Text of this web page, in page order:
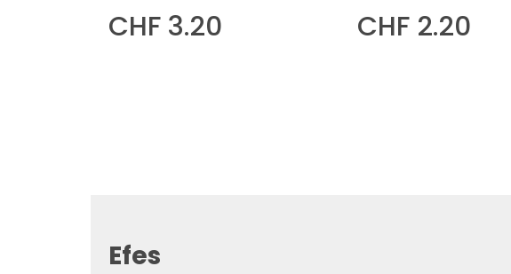
CHF 3.20 CHF 2.20
Efes